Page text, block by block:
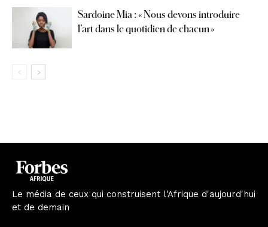
Sardoine Mia : « Nous devons introduire
l’art dans le quotidien de chacun »
Le média de ceux qui construisent l'Afrique d'aujourd'hui
et de demain